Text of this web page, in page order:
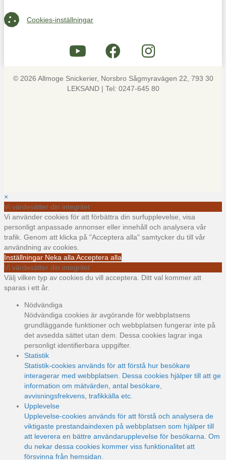
Cookies-inställningar
Cookies-inställningar
© 2026 Allmoge Snickerier, Norsbro Sågmyravägen 22, 793 30
LEKSAND | Tel: 0247-645 80
×
Vi värdesätter din integritet
Vi använder cookies för att förbättra din surfupplevelse, visa
personligt anpassade annonser eller innehåll och analysera vår
trafik. Genom att klicka på "Acceptera alla" samtycker du till vår
användning av cookies.
Inställningar Neka alla Acceptera alla
Vi värdesätter din integritet
Välj vilken typ av cookies du vill acceptera. Ditt val kommer att
sparas i ett år.
Nödvändiga
Nödvändiga cookies är avgörande för webbplatsens
grundläggande funktioner och webbplatsen fungerar inte på
det avsedda sättet utan dem. Dessa cookies lagrar inga
personligt identifierbara uppgifter.
Statistik
Statistik-cookies används för att förstå hur besökare
interagerar med webbplatsen. Dessa cookies hjälper till att ge
information om mätvärden, antal besökare,
avvisningsfrekvens, trafikkälla etc.
Upplevelse
Upplevelse-cookies används för att förstå och analysera de
viktigaste prestandaindexen på webbplatsen som hjälper till
att leverera en bättre användarupplevelse för besökarna. Om
du nekar dessa cookies kommer viss funktionalitet att
försvinna från hemsidan.